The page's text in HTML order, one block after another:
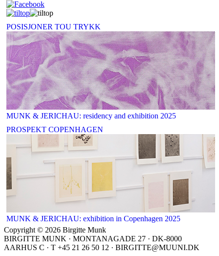
POSISJONER TOU TRYKK
MUNK & JERICHAU: residency and exhibition 2025
PROSPEKT COPENHAGEN
MUNK & JERICHAU: exhibition in Copenhagen 2025
Copyright © 2026 Birgitte Munk
BIRGITTE MUNK · MONTANAGADE 27 · DK-8000
AARHUS C · T +45 21 26 50 12 · BIRGITTE@MUUNI.DK